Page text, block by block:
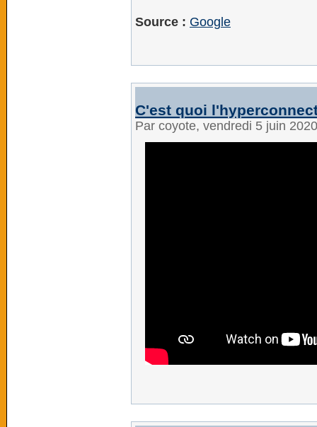
Source : Google
C'est quoi
Par coyote, vendredi 5 juin